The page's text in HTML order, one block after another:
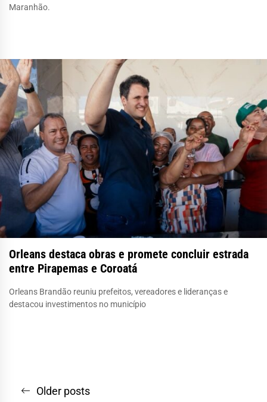
Maranhão.
Orleans destaca obras e promete concluir estrada
entre Pirapemas e Coroatá
Orleans Brandão reuniu prefeitos, vereadores e lideranças e
destacou investimentos no município
Navegação
Older posts